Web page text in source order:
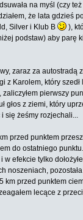
na myśl (czy
że lata gdzieś
Silver i Klub B
),
podstaw) aby parę
zaraz za autostradą
Karolem, który
pierwszy
z ziemi, który
się żeśmy rozjechali...
przed punktem
do ostatniego
efekcie tylko
noszeniach,
przed punktem
lecące z